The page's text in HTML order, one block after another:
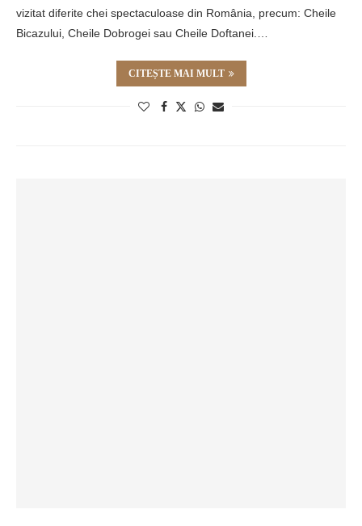
vizitat diferite chei spectaculoase din România, precum: Cheile
Bicazului, Cheile Dobrogei sau Cheile Doftanei.…
CITEȘTE MAI MULT